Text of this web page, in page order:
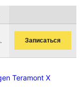
Записаться
Teramont X